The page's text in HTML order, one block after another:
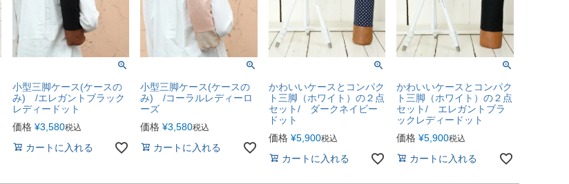
小型三脚ケース(ケースの
み) /エレガントブラック
レディードット
価格 ¥3,580税込
カートに入れる
小型三脚ケース(ケースの
み) /コーラルレディーロ
ーズ
価格 ¥3,580税込
カートに入れる
かわいいケースとコンパク
ト三脚（ホワイト）の２点
セット/ ダークネイビー
ドット
価格 ¥5,900税込
カートに入れる
かわいいケースとコンパク
ト三脚（ホワイト）の２点
セット/ エレガントブラ
ックレディードット
価格 ¥5,900税込
カートに入れる